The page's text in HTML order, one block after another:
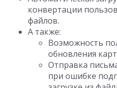
конвертации
файлов.
А также:
Возможность
обновления
Отправка
при ошибке